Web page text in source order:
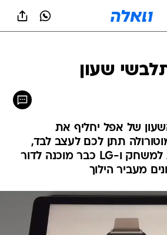
שעון
של אפל יחליף את
תתן לכם לעצב לבד,
הסיניות מצטרפות למשחק ו-LG כבר מוכנה לדור
מעביר הילוך